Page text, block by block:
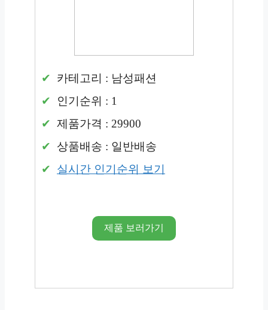
카테고리 : 남성패션
인기순위 : 1
제품가격 : 29900
상품배송 : 일반배송
실시간 인기순위 보기
제품 보러가기